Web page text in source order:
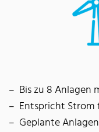
Bis zu 8 Anlagen
Entspricht Strom
Geplante